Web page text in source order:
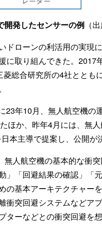
発したセンサーの例 （
ドローンの利活用の実現
に取り組んできた。2017
総合研究所の4社ととも
23年10月、無人航空機の
ほか、昨年4月には、無
本主導で提案し、公開が
人航空機の基本的な衝突
」「回避結果の確認」「
の基本アーキテクチャー
衝突回避システムなどア
ターなどとの衝突回避を